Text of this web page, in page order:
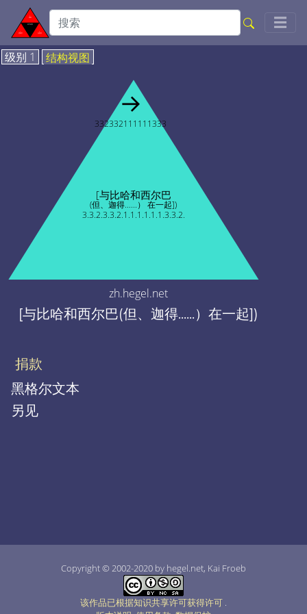
☰
级别 1 结构视图
[与比哈和西尔巴
(但、迦得......） 在一起])
3.3.2.3.3.2.1.1.1.1.1.1.3.3.2.
→
332332111111333
zh.hegel.net
[与比哈和西尔巴(但、迦得......）在一起])
捐款
黑格尔文本
另见
Copyright © 2002-2020 by hegel.net, Kai Froeb
该作品已根据知识共享许可获得许可 .